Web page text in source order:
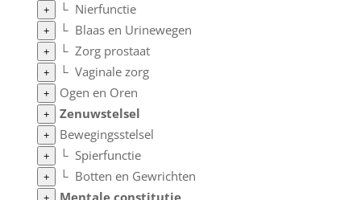
+ └ Nierfunctie
+ └ Blaas en Urinewegen
+ └ Zorg prostaat
+ └ Vaginale zorg
+ Ogen en Oren
+ Zenuwstelsel
+ Bewegingsstelsel
+ └ Spierfunctie
+ └ Botten en Gewrichten
Mentale constitutie